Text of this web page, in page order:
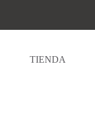
TIENDA